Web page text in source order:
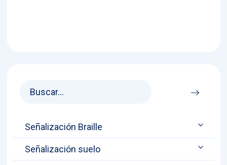
Señalización Braille
Señalización suelo